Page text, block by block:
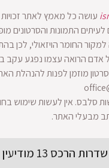
עושה כל מאמץ לאתר זכויות
התמונות והסרטונים
אדם הרואה עצמו נפגע עקב
מוזמן לפנות להנהלת
סלבס. אין לעשות שימוש
מבעלי האתר.